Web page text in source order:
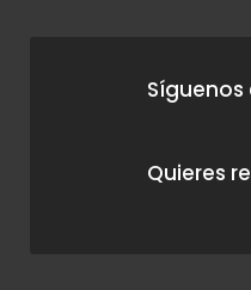
Síguenos
Quieres